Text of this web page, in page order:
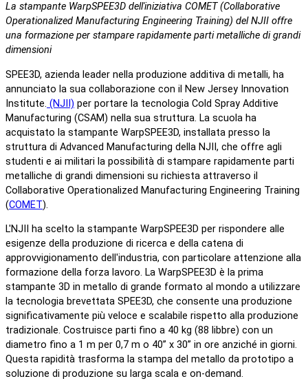
La stampante WarpSPEE3D dell'iniziativa COMET (Collaborative
Operationalized Manufacturing Engineering Training) del NJII offre
una formazione per stampare rapidamente parti metalliche di grandi
dimensioni
SPEE3D, azienda leader nella produzione additiva di metalli, ha
annunciato la sua collaborazione con il New Jersey Innovation
Institute. (NJII) per portare la tecnologia Cold Spray Additive
Manufacturing (CSAM) nella sua struttura. La scuola ha
acquistato la stampante WarpSPEE3D, installata presso la
struttura di Advanced Manufacturing della NJII, che offre agli
studenti e ai militari la possibilità di stampare rapidamente parti
metalliche di grandi dimensioni su richiesta attraverso il
Collaborative Operationalized Manufacturing Engineering Training
(COMET).
L'NJII ha scelto la stampante WarpSPEE3D per rispondere alle
esigenze della produzione di ricerca e della catena di
approvvigionamento dell'industria, con particolare attenzione alla
formazione della forza lavoro. La WarpSPEE3D è la prima
stampante 3D in metallo di grande formato al mondo a utilizzare
la tecnologia brevettata SPEE3D, che consente una produzione
significativamente più veloce e scalabile rispetto alla produzione
tradizionale. Costruisce parti fino a 40 kg (88 libbre) con un
diametro fino a 1 m per 0,7 m o 40” x 30” in ore anziché in giorni.
Questa rapidità trasforma la stampa del metallo da prototipo a
soluzione di produzione su larga scala e on-demand.